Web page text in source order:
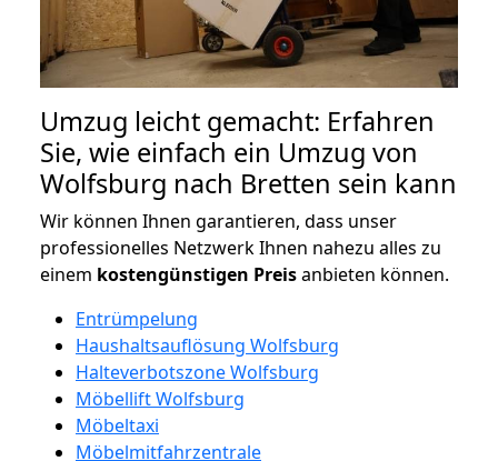
Umzug leicht gemacht: Erfahren
Sie, wie einfach ein Umzug von
Wolfsburg nach Bretten sein kann
Wir können Ihnen garantieren, dass unser
professionelles Netzwerk Ihnen nahezu alles zu
einem kostengünstigen Preisanbieten können.
Entrümpelung
Haushaltsauflösung Wolfsburg
Halteverbotszone Wolfsburg
Möbellift Wolfsburg
Möbeltaxi
Möbelmitfahrzentrale